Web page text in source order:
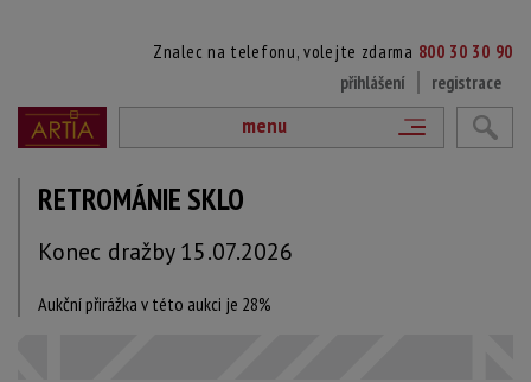
Znalec na telefonu, volejte zdarma 800 30 30 90
přihlášení
registrace
menu
RETROMÁNIE SKLO
Konec dražby 15.07.2026
Aukční přirážka v této aukci je 28%